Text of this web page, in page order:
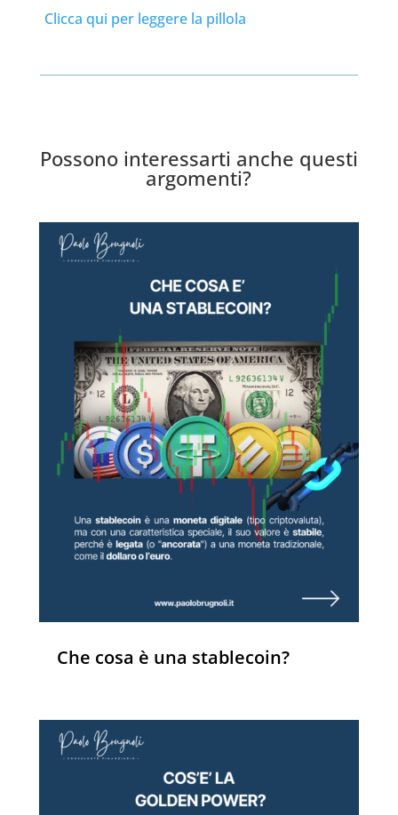
Clicca qui per leggere la pillola
Possono interessarti anche questi
argomenti?
Che cosa è una stablecoin?